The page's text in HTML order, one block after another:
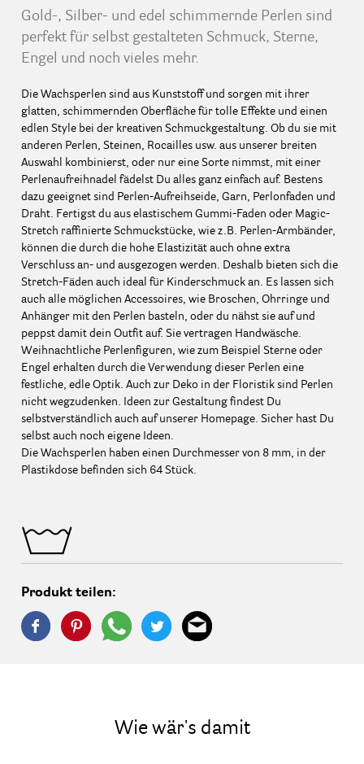
Gold-, Silber- und edel schimmernde Perlen sind
perfekt für selbst gestalteten Schmuck, Sterne,
Engel und noch vieles mehr.
Die Wachsperlen sind aus Kunststoff und sorgen mit ihrer
glatten, schimmernden Oberfläche für tolle Effekte und einen
edlen Style bei der kreativen Schmuckgestaltung. Ob du sie mit
anderen Perlen, Steinen, Rocailles usw. aus unserer breiten
Auswahl kombinierst, oder nur eine Sorte nimmst, mit einer
Perlenaufreihnadel fädelst Du alles ganz einfach auf. Bestens
dazu geeignet sind Perlen-Aufreihseide, Garn, Perlonfaden und
Draht. Fertigst du aus elastischem Gummi-Faden oder Magic-
Stretch raffinierte Schmuckstücke, wie z.B. Perlen-Armbänder,
können die durch die hohe Elastizität auch ohne extra
Verschluss an- und ausgezogen werden. Deshalb bieten sich die
Stretch-Fäden auch ideal für Kinderschmuck an. Es lassen sich
auch alle möglichen Accessoires, wie Broschen, Ohrringe und
Anhänger mit den Perlen basteln, oder du nähst sie auf und
peppst damit dein Outfit auf. Sie vertragen Handwäsche.
Weihnachtliche Perlenfiguren, wie zum Beispiel Sterne oder
Engel erhalten durch die Verwendung dieser Perlen eine
festliche, edle Optik. Auch zur Deko in der Floristik sind Perlen
nicht wegzudenken. Ideen zur Gestaltung findest Du
selbstverständlich auch auf unserer Homepage. Sicher hast Du
selbst auch noch eigene Ideen.
Die Wachsperlen haben einen Durchmesser von 8 mm, in der
Plastikdose befinden sich 64 Stück.
Produkt teilen:
Wie wär's damit